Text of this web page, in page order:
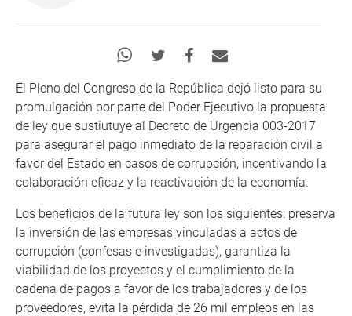
El Pleno del Congreso de la República dejó listo para su
promulgación por parte del Poder Ejecutivo la propuesta
de ley que sustiutuye al Decreto de Urgencia 003-2017
para asegurar el pago inmediato de la reparación civil a
favor del Estado en casos de corrupción, incentivando la
colaboración eficaz y la reactivación de la economía.
Los beneficios de la futura ley son los siguientes: preserva
la inversión de las empresas vinculadas a actos de
corrupción (confesas e investigadas), garantiza la
viabilidad de los proyectos y el cumplimiento de la
cadena de pagos a favor de los trabajadores y de los
proveedores, evita la pérdida de 26 mil empleos en las